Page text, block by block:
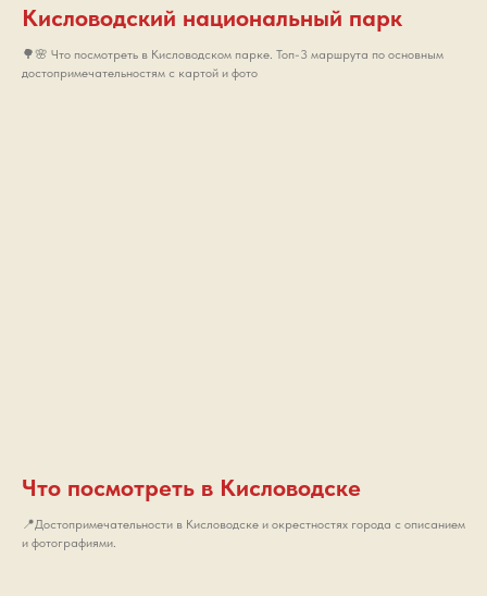
Кисловодский национальный парк
🌳🌸 Что посмотреть в Кисловодском парке. Топ-3 маршрута по основным
достопримечательностям с картой и фото
Что посмотреть в Кисловодске
📍Достопримечательности в Кисловодске и окрестностях города с описанием
и фотографиями.